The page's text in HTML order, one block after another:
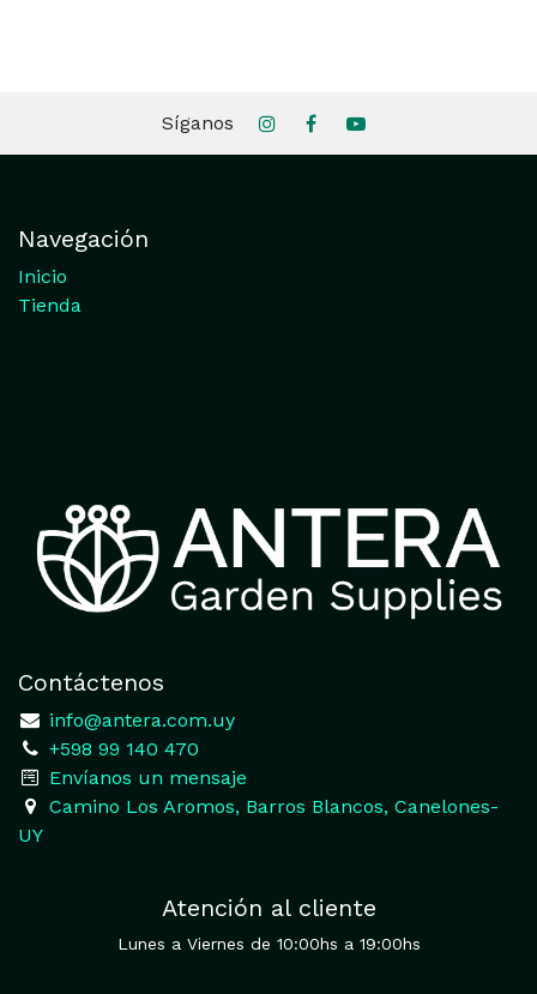
Síganos
Navegación
Inicio
Tienda
Contáctenos
info@antera.com.uy
+598 99 140 470
​Envíanos un mensaje
​Camino Los Aromos, Barros Blancos, Canelones-
UY
Atención al cliente
Lunes a Viernes de 10:00hs a 19:00hs